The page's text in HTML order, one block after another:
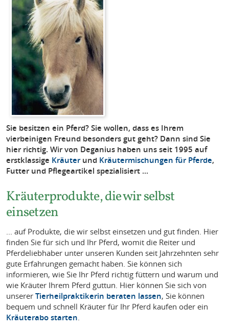
Sie besitzen ein Pferd? Sie wollen, dass es Ihrem
vierbeinigen Freund besonders gut geht? Dann sind Sie
hier richtig. Wir von Deganius haben uns seit 1995 auf
erstklassige Kräuterund Kräutermischungen für Pferde,
Futter und Pflegeartikel spezialisiert ...
Kräuterprodukte, die wir selbst
einsetzen
... auf Produkte, die wir selbst einsetzen und gut finden. Hier
finden Sie für sich und Ihr Pferd, womit die Reiter und
Pferdeliebhaber unter unseren Kunden seit Jahrzehnten sehr
gute Erfahrungen gemacht haben. Sie können sich
informieren, wie Sie Ihr Pferd richtig füttern und warum und
wie Kräuter Ihrem Pferd guttun. Hier können Sie sich von
unsererTierheilpraktikerin beraten lassen, Sie können
bequem und schnell Kräuter für Ihr Pferd kaufen oder ein
Kräuterabo starten